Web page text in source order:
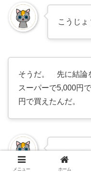
こうじょ
そうだ。 先に結論
スーパーで5,000円
円で買えたんだ。
どうい
せん？？
メニュー ホーム